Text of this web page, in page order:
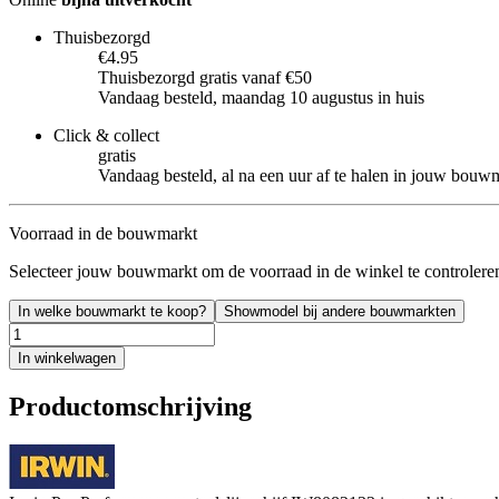
Thuisbezorgd
€4.95
Thuisbezorgd gratis vanaf €50
Vandaag besteld, maandag 10 augustus in huis
Click & collect
gratis
Vandaag besteld, al na een uur af te halen in jouw
Voorraad in de bouwmarkt
Selecteer jouw bouwmarkt om de voorraad in de winkel te
In welke bouwmarkt te koop? Showmodel bij andere bouwmarkten
In winkelwagen
Productomschrijving